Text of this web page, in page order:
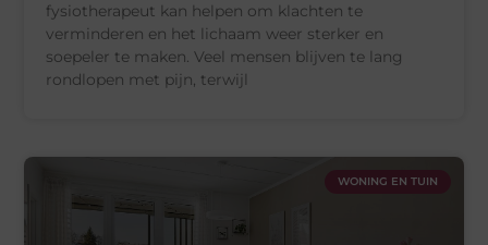
fysiotherapeut kan helpen om klachten te
verminderen en het lichaam weer sterker en
soepeler te maken. Veel mensen blijven te lang
rondlopen met pijn, terwijl
WONING EN TUIN